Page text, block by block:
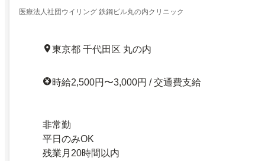
医療法人社団ウイリング 鉄鋼ビル丸の内クリニック
東京都 千代田区 丸の内
時給2,500円〜3,000円 / 交通費支給
非常勤
平日のみOK
残業月20時間以内